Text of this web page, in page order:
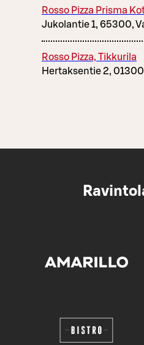
Rosso Pizza Prisma
Jukolantie 1, 65300,
Rosso Pizza, Tikkurila
Hertaksentie 2,